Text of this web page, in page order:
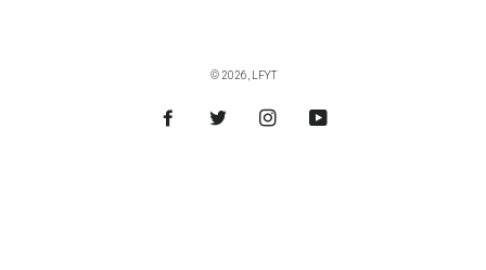
す
す
© 2026, LFYT